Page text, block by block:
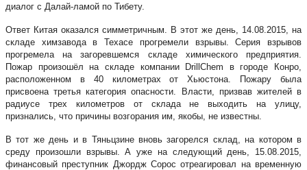
диалог с Далай-ламой по Тибету.
Ответ Китая оказался симметричным. В этот же день, 14.08.2015, на
складе химзавода в Техасе прогремели взрывы. Серия взрывов
прогремела на загоревшемся складе химического предприятия.
Пожар произошёл на складе компании DrillChem в городе Конро,
расположенном в 40 километрах от Хьюстона. Пожару была
присвоена третья категория опасности. Власти, призвав жителей в
радиусе трех километров от склада не выходить на улицу,
признались, что причины возгорания им, якобы, не известны.
В тот же день и в Тяньцзине вновь загорелся склад, на котором в
среду произошли взрывы. А уже на следующий день, 15.08.2015,
финансовый преступник Джордж Сорос отреагировал на временную